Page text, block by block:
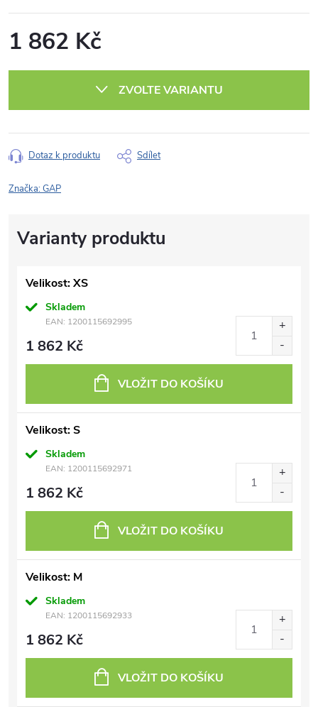
1 862 Kč
ZVOLTE VARIANTU
Dotaz k produktu Sdílet
Značka:GAP
Velikost: XS
Skladem
EAN: 1200115692995
1 862 Kč
VLOŽIT DO KOŠÍKU
Velikost: S
Skladem
EAN: 1200115692971
1 862 Kč
VLOŽIT DO KOŠÍKU
Velikost: M
Skladem
EAN: 1200115692933
1 862 Kč
VLOŽIT DO KOŠÍKU